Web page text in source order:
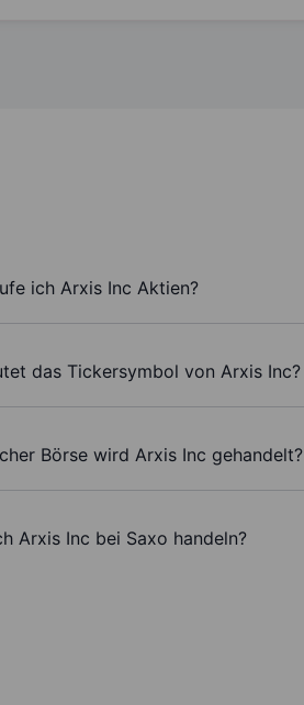
ich Arxis Inc Aktien?
das Tickersymbol von Arxis Inc?
Börse wird Arxis Inc gehandelt?
Arxis Inc bei Saxo handeln?